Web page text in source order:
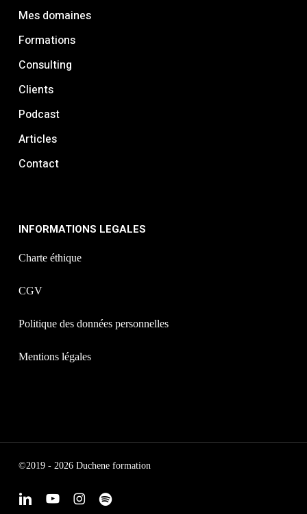
Mes domaines
Formations
Consulting
Clients
Podcast
Articles
Contact
INFORMATIONS LEGALES
Charte éthique
CGV
Politique des données personnelles
Mentions légales
©2019 - 2026 Duchene formation
linkedinyoutubeinstagramspotify